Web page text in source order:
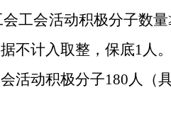
工会活动积极分子数
不计入取整，保底1人。
活动积极分子180人（